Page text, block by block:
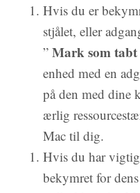
Hvis du er
stjålet, eller
” Marksomtabt
enhed med en
på den med dine
ærlig
Mac til dig.
Hvis du har
bekymret for